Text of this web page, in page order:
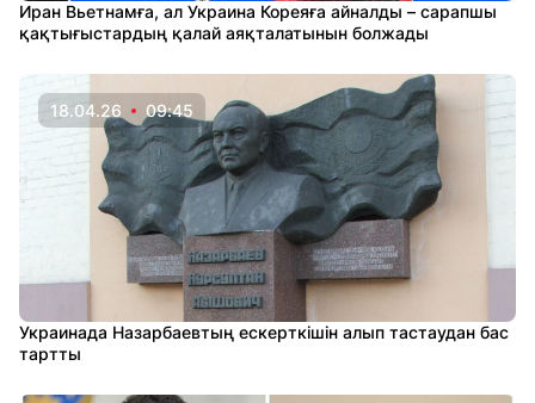
Иран Вьетнамға, ал Украина Кореяға айналды – сарапшы
қақтығыстардың қалай аяқталатынын болжады
18.04.26 09:45
Украинада Назарбаевтың ескерткішін алып тастаудан бас
тартты